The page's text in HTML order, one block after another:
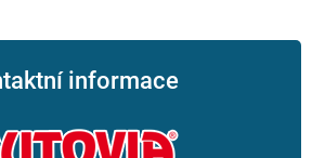
informace